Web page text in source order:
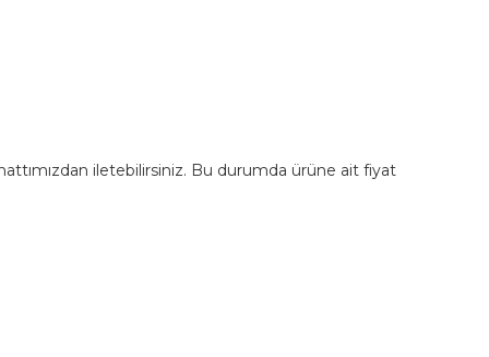
iletebilirsiniz. Bu durumda ürüne ait fiyat